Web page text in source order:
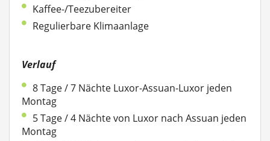
Kaffee-/Teezubereiter
Regulierbare Klimaanlage
Verlauf
8 Tage / 7 Nächte Luxor-Assuan-Luxor jeden
Montag
5 Tage / 4 Nächte von Luxor nach Assuan jeden
Montag